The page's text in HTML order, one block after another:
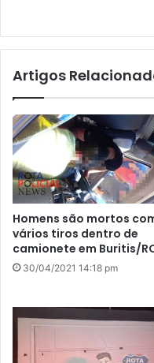
Artigos
Homens são mortos
vários tiros dentro de
camionete em Buritis/
30/04/2021 14:18 pm